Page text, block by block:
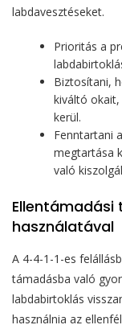
labdavesztéseket.
Prioritás a
Biztosítani,
kiváltó
kerül.
Fenntartani
megtartása
való
használatával
A 4-4-1-1-es
támadásba való
labdabirtoklás
használnia az